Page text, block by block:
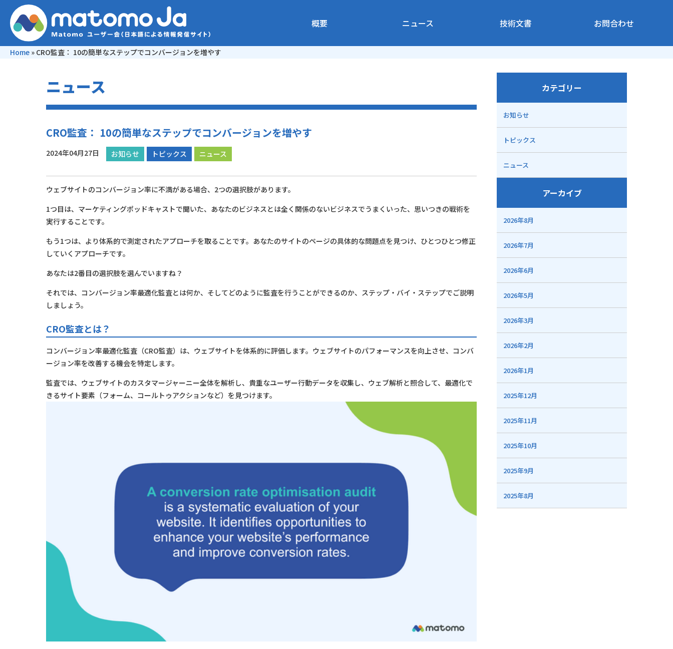
概要 ニュース 技術文書 お問合わせ
Home » CRO監査： 10の簡単なステップでコンバージョンを増やす
ニュース
CRO監査： 10の簡単なステップでコンバージョンを増やす
2024年04月27日 お知らせ トピックス ニュース
ウェブサイトのコンバージョン率に不満がある場合、2つの選択肢があります。
1つ目は、マーケティングポッドキャストで聞いた、あなたのビジネスとは全く関係のないビジネスでうまくいった、思いつきの戦術を
実行することです。
もう1つは、より体系的で測定されたアプローチを取ることです。あなたのサイトのページの具体的な問題点を見つけ、ひとつひとつ修正
していくアプローチです。
あなたは2番目の選択肢を選んでいますね？
それでは、コンバージョン率最適化監査とは何か、そしてどのように監査を行うことができるのか、ステップ・バイ・ステップでご説明
しましょう。
CRO監査とは？
コンバージョン率最適化監査（CRO監査）は、ウェブサイトを体系的に評価します。ウェブサイトのパフォーマンスを向上させ、コンバ
ージョン率を改善する機会を特定します。
監査では、ウェブサイトのカスタマージャーニー全体を解析し、貴重なユーザー行動データを収集し、ウェブ解析と照合して、最適化で
きるサイト要素（フォーム、コールトゥアクションなど）を見つけます。
カテゴリー
お知らせ
トピックス
ニュース
アーカイブ
2026年8月
2026年7月
2026年6月
2026年5月
2026年3月
2026年2月
2026年1月
2025年12月
2025年11月
2025年10月
2025年9月
2025年8月